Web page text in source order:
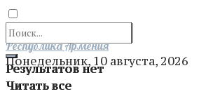
Результатов нет
Читать все
Отправить
Республика Армения
Понедельник, 10 августа, 2026